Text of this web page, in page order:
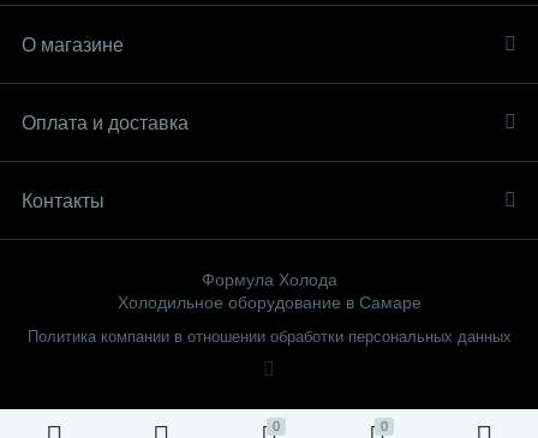
0 0
О магазине
Оплата и доставка
Контакты
Формула Холода
Холодильное оборудование в Самаре
Политика компании в отношении обработки персональных данных